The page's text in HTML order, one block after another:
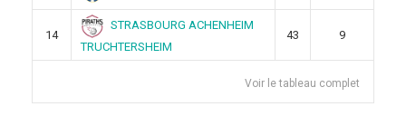
14
STRASBOURG ACHENHEIM
TRUCHTERSHEIM
43 9
Voir le tableau complet